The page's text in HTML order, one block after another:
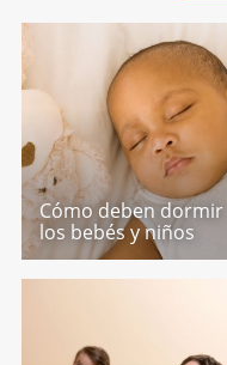
Cómo deben dormir
los bebés y niños